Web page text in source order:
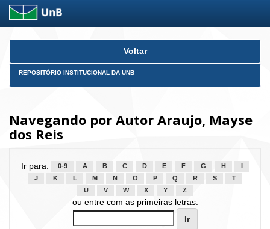
Skip
Voltar
REPOSITÓRIO INSTITUCIONAL DA UNB
Navegando por Autor Araujo, Mayse
dos Reis
Ir para: 0-9 A B C D E F G H
J
K L M N O P Q R S
T
U
V W X Y Z
ou entre com as primeiras letras: